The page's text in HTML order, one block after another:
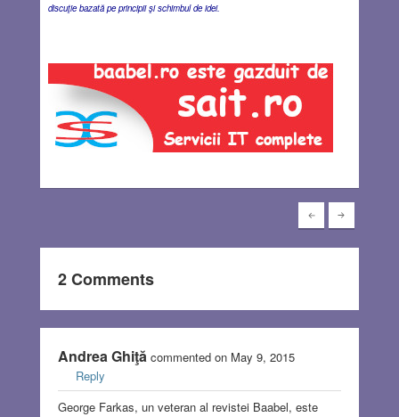
discuţie bazată pe principii şi schimbul de idei.
2 Comments
Andrea Ghiţăcommented on May 9, 2015
Reply
George Farkas, un veteran al revistei Baabel, este